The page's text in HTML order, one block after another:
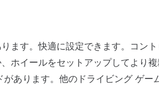
ます。快適に設定できます。コン
ホイールをセットアップしてより
あります。他のドライビング ゲー